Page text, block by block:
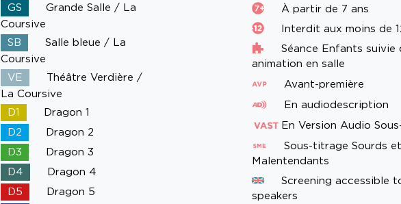
GS
Grande Salle / La
Coursive
SB
Salle bleue / La
Coursive
VE
Théâtre Verdière /
La Coursive
D1
Dragon 1
D2
Dragon 2
D3
Dragon 3
D4
Dragon 4
D5
Dragon 5
À partir de 7 ans
Interdit aux moins de
Séance Enfants suivie
animation en salle
Avant-première
En audiodescription
En Version Audio
Sous-titrage Sourds et
Malentendants
Screening accessible
speakers